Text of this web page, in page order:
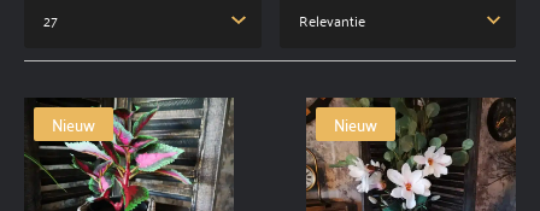
Nieuw Nieuw